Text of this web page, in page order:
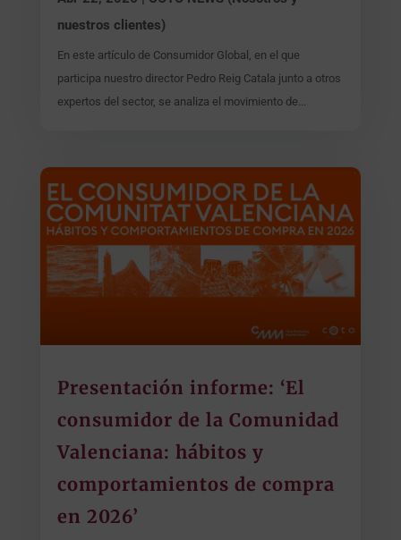
nuestros clientes)
En este artículo de Consumidor Global, en el que
participa nuestro director Pedro Reig Catala junto a otros
expertos del sector, se analiza el movimiento de...
Presentación informe: ‘El
consumidor de la Comunidad
Valenciana: hábitos y
comportamientos de compra
en 2026’